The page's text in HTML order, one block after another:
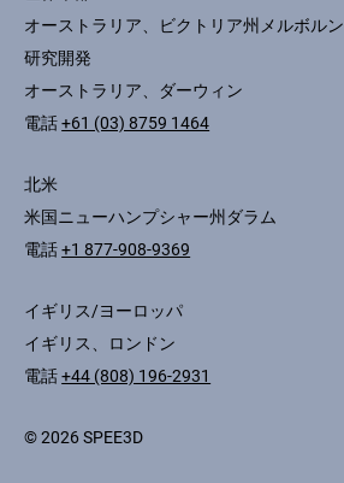
オーストラリア、ビクトリア州メルボルン
研究開発
オーストラリア、ダーウィン
電話+61 (03) 8759 1464
北米
米国ニューハンプシャー州ダラム
電話+1 877-908-9369
イギリス/ヨーロッパ
イギリス、ロンドン
電話+44 (808) 196-2931
© 2026 SPEE3D